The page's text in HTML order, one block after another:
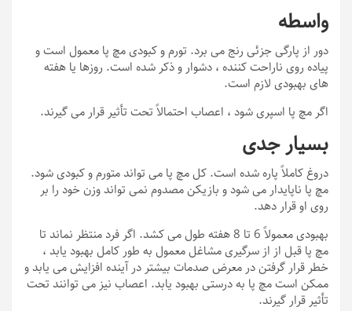
واسطه
دور از پارگی جزئی رنج می برد. تورم و کبودی مچ پا معمول است و
پیاده روی ناراحت کننده ، دشوار و ذکر شده است. روزها یا هفته
های بهبودی لازم است.
اگر مچ پا اسپری شود ، اعصاب احتمالاً تحت تأثیر قرار می گیرند.
بسیار جدی
دروغ کاملاً پاره شده است. کل مچ پا می تواند متورم و کبودی شود.
مچ پا ناپایدار می شود و بازیکن مصدوم نمی تواند وزن خود را بر
روی او قرار دهد.
بهبودی معمولاً 6 تا 8 هفته طول می کشد. اگر فرد منتظر نماند تا
مچ پا قبل از از سرگیری مشاغل معمول به طور کامل بهبود یابد ،
خطر قرار گرفتن در معرض صدمات بیشتر در آینده افزایش می یابد و
ممکن است مچ پا به درستی بهبود یابد. اعصاب نیز می توانند تحت
تأثیر قرار گیرند.